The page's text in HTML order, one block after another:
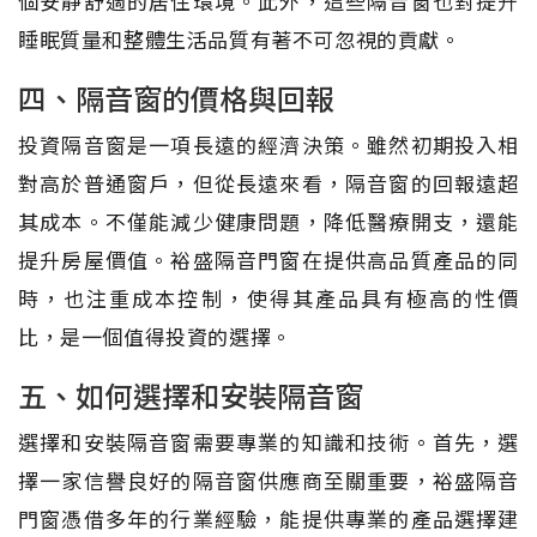
睡眠質量和整體生活品質有著不可忽視的貢獻。
四、隔音窗的價格與回報
投資隔音窗是一項長遠的經濟決策。雖然初期投入相
對高於普通窗戶，但從長遠來看，隔音窗的回報遠超
其成本。不僅能減少健康問題，降低醫療開支，還能
提升房屋價值。裕盛隔音門窗在提供高品質產品的同
時，也注重成本控制，使得其產品具有極高的性價
比，是一個值得投資的選擇。
五、如何選擇和安裝隔音窗
選擇和安裝隔音窗需要專業的知識和技術。首先，選
擇一家信譽良好的隔音窗供應商至關重要，裕盛隔音
門窗憑借多年的行業經驗，能提供專業的產品選擇建